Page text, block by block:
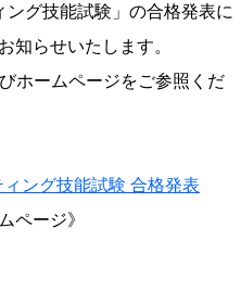
ング技能試験」の合格発表に
知らせいたします。
ホームページをご参照くだ
ング技能試験 合格発表
ページ》